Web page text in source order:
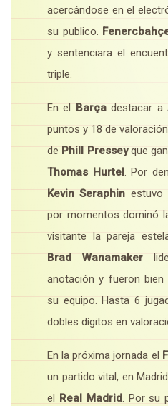
acercándose en el
su publico.
y sentenciara el
triple.
En el Barçadestacar a
puntos y 18 de
de Phill Presseyque
Thomas Hurtel. Por
Kevin Seraphin estuvo
por momentos dominó
visitante la pareja
Brad Wanamaker
anotación y fueron
su equipo. Hasta 6
dobles dígitos en
En la próxima jornada el
un partido vital, en
el Real Madrid. Por su